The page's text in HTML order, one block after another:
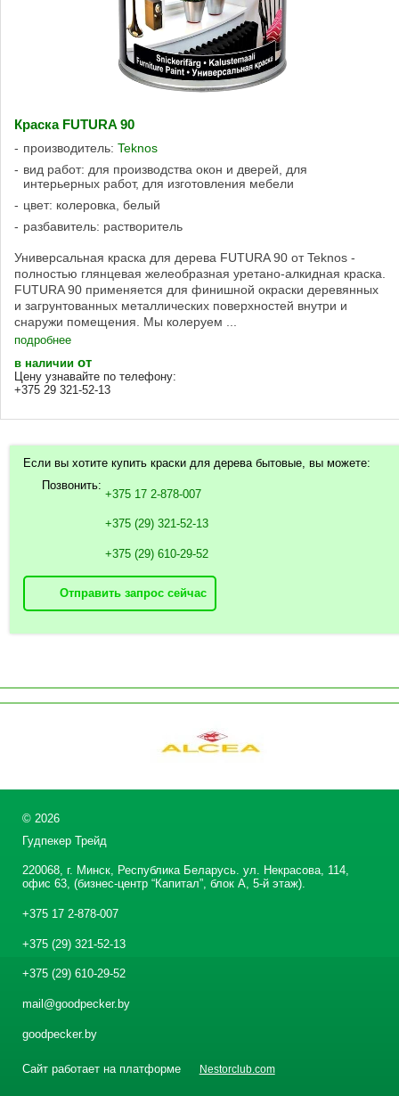
Краска FUTURA 90
производитель: Teknos
вид работ: для производства окон и дверей, для
интерьерных работ, для изготовления мебели
цвет: колеровка, белый
разбавитель: растворитель
Универсальная краска для дерева FUTURA 90 от Teknos -
полностью глянцевая желеобразная уретано-алкидная краска.
FUTURA 90 применяется для финишной окраски деревянных
и загрунтованных металлических поверхностей внутри и
снаружи помещения. Мы колеруем ...
подробнее
в наличии от
Цену узнавайте по телефону:
+375 29 321-52-13
Если вы хотите купить краски для дерева бытовые, вы можете:
Позвонить:
+375 17 2-878-007
+375 (29) 321-52-13
+375 (29) 610-29-52
Отправить запрос сейчас
© 2026
Гудпекер Трейд
220068, г. Минск, Республика Беларусь. ул. Некрасова, 114,
офис 63, (бизнес-центр “Капитал”, блок А, 5-й этаж).
+375 17 2-878-007
+375 (29) 321-52-13
+375 (29) 610-29-52
mail@goodpecker.by
goodpecker.by
Сайт работает на платформе Nestorclub.com